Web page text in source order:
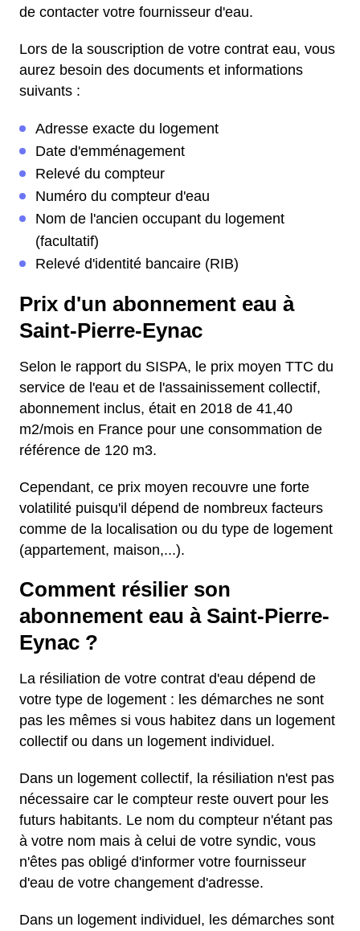
de contacter votre fournisseur d'eau.
Lors de la souscription de votre contrat eau, vous
aurez besoin des documents et informations
suivants :
Adresse exacte du logement
Date d'emménagement
Relevé du compteur
Numéro du compteur d'eau
Nom de l'ancien occupant du logement
(facultatif)
Relevé d'identité bancaire (RIB)
Prix d'un abonnement eau à
Saint-Pierre-Eynac
Selon le rapport du SISPA, le prix moyen TTC du
service de l'eau et de l'assainissement collectif,
abonnement inclus, était en 2018 de 41,40
m2/mois en France pour une consommation de
référence de 120 m3.
Cependant, ce prix moyen recouvre une forte
volatilité puisqu'il dépend de nombreux facteurs
comme de la localisation ou du type de logement
(appartement, maison,...).
Comment résilier son
abonnement eau à Saint-Pierre-
Eynac ?
La résiliation de votre contrat d'eau dépend de
votre type de logement : les démarches ne sont
pas les mêmes si vous habitez dans un logement
collectif ou dans un logement individuel.
Dans un logement collectif, la résiliation n'est pas
nécessaire car le compteur reste ouvert pour les
futurs habitants. Le nom du compteur n'étant pas
à votre nom mais à celui de votre syndic, vous
n'êtes pas obligé d'informer votre fournisseur
d'eau de votre changement d'adresse.
Dans un logement individuel, les démarches sont